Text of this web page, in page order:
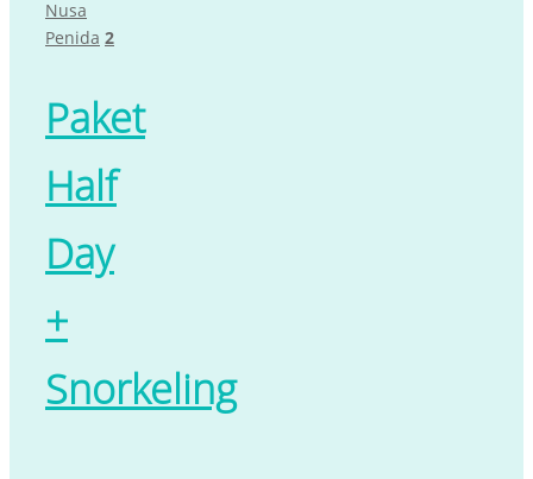
Nusa
Penida 2
Paket
Half
Day
+
Snorkeling